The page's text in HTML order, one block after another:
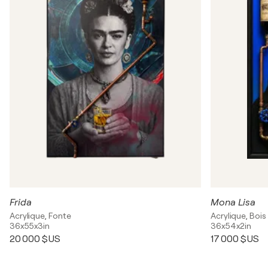
Frida
Acrylique, Fonte
36x55x3in
20 000 $US
Mona Lisa
Acrylique, Bois
36x54x2in
17 000 $US